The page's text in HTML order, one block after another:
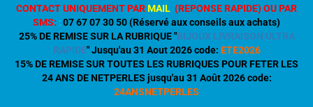
CONTACT UNIQUEMENT PARMAIL (REPONSE RAPIDE) OU PAR
SMS: :07 67 07 30 50 (Réservé aux conseils aux achats)
25% DE REMISE SUR LA RUBRIQUE "BIJOUX LIVRAISON ULTRA
RAPIDE" Jusqu'au 31 Aout 2026 code: ETE2026
15% DE REMISE SUR TOUTES LES RUBRIQUES POUR FETER LES
24 ANS DE NETPERLES jusqu'au 31 Août 2026 code:
24ANSNETPERLES